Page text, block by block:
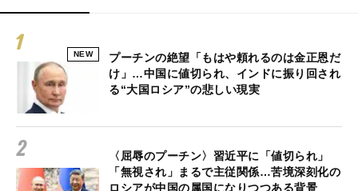
NEW
プーチンの絶望「もはや頼れるのは金正恩だ
け」…中国に値切られ、インドに振り回され
る“大国ロシア”の悲しい現実
〈屈辱のプーチン〉習近平に「値切られ」
「無視され」まるで主従関係…苦境深刻化の
ロシアが中国の属国になりつつある背景